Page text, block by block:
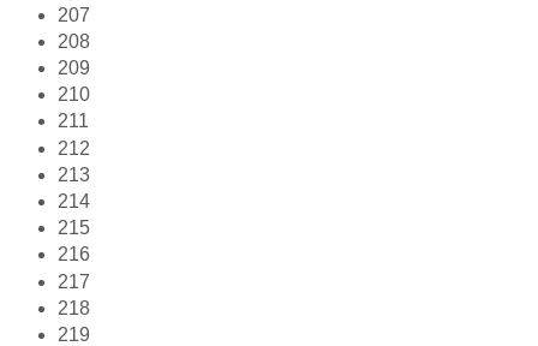
207
208
209
210
211
212
213
214
215
216
217
218
219